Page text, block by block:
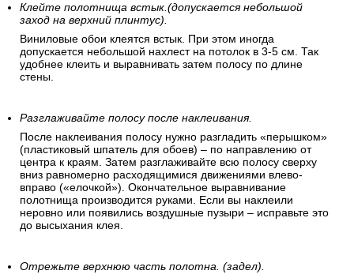
Клейте полотнища встык.(допускается небольшой
заход на верхний плинтус).
Виниловые обои клеятся встык. При этом иногда
допускается небольшой нахлест на потолок в 3-5 см. Так
удобнее клеить и выравнивать затем полосу по длине
стены.
Разглаживайте полосу после наклеивания.
После наклеивания полосу нужно разгладить «перышком»
(пластиковый шпатель для обоев) – по направлению от
центра к краям. Затем разглаживайте всю полосу сверху
вниз равномерно расходящимися движениями влево-
вправо («елочкой»). Окончательное выравнивание
полотнища производится руками. Если вы наклеили
неровно или появились воздушные пузыри – исправьте это
до высыхания клея.
Отрежьте верхнюю часть полотна. (задел).